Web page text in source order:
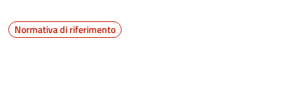
Normativa di riferimento